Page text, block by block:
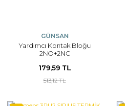
GÜNSAN
Yardımcı Kontak Bloğu
2NO+2NC
179,59 TL
513,12 TL